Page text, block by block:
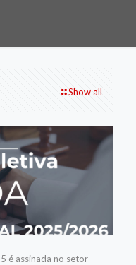
Show all
é assinada no setor